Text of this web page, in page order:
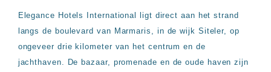
Elegance Hotels International ligt direct aan het strand
langs de boulevard van Marmaris, in de wijk Siteler, op
ongeveer drie kilometer van het centrum en de
jachthaven. De bazaar, promenade en de oude haven zijn